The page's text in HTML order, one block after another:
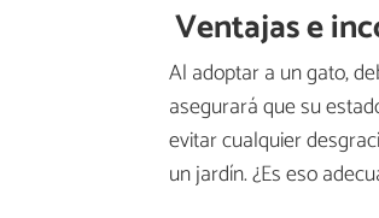
Ventajas e
Al adoptar a un gato,
asegurará que su
evitar cualquier
un jardín. ¿Es eso